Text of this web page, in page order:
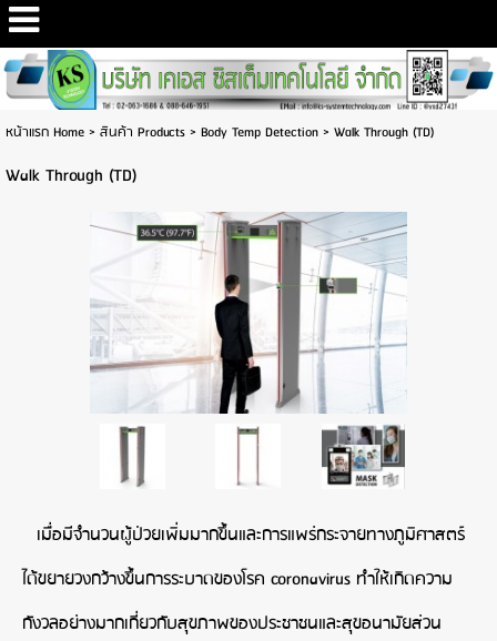
หน้าแรก Home> สินค้า Products> Body Temp Detection> Walk Through (TD)
Walk Through (TD)
เมื่อมีจำนวนผู้ป่วยเพิ่มมากขึ้นและการแพร่กระจายทางภูมิศาสตร์
ได้ขยายวงกว้างขึ้นการระบาดของโรค coronavirus ทำให้เกิดความ
กังวลอย่างมากเกี่ยวกับสุขภาพของประชาชนและสุขอนามัยส่วน